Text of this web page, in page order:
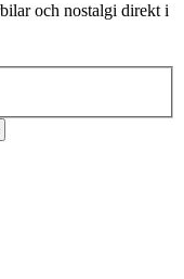
och nostalgi direkt i